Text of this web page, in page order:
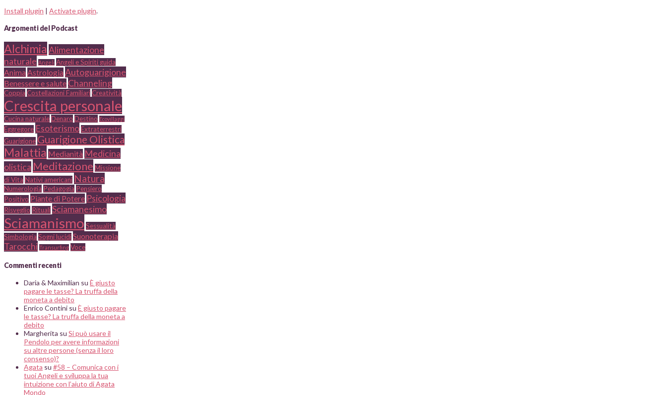
Install plugin | Activate plugin.
Argomenti del Podcast
Alchimia Alimentazione
naturale Angeli Angeli e Spiriti guida
Anima Astrologia Autoguarigione
Benessere e salute Channeling
Coppia Costellazioni FamiliariCreatività
Crescita personale
Cucina naturaleDenaro Destino Ecovillaggi
Eggregore EsoterismoExtraterrestri
Guarigione Guarigione Olistica
Malattia Medianità Medicina
olistica Meditazione Missione
di Vita Nativi americani Natura
Numerologia Pedagogia Pensiero
Positivo Piante di Potere Psicologia
Risveglio RitualiSciamanesimo
Sciamanismo Sessualità
Simbologia Sogni lucidiSuonoterapia
Tarocchi Transurfing Voce
Commenti recenti
Daria & Maximilian su È giusto
pagare le tasse? La truffa della
moneta a debito
Enrico Contini su È giusto pagare
le tasse? La truffa della moneta a
debito
Margherita su Si può usare il
Pendolo per avere informazioni
su altre persone (senza il loro
consenso)?
Agata su #58 – Comunica con i
tuoi Angeli e sviluppa la tua
intuizione con l’aiuto di Agata
Mondo